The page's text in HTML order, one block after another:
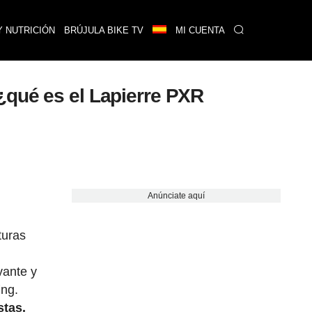
NUTRICIÓN BRÚJULA BIKE TV MI CUENTA
es el Lapierre PXR
y
Anúnciate aquí